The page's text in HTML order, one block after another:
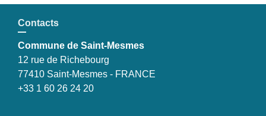
Contacts
Commune de Saint-Mesmes
12 rue de Richebourg
77410 Saint-Mesmes - FRANCE
+33 1 60 26 24 20